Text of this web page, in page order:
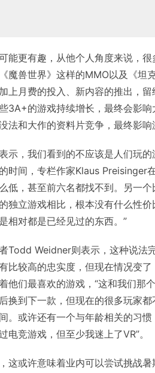
能更有趣，从他个人角度来说，
魔兽世界》这样的MMO以及《坦
上月费的投入、新内容的推出，
3A+的游戏持续增长，最终会影
法和大作的资料片竞争，最终影响
示，我们看到的不应该是人们玩
时间，专栏作家Klaus Preisinger
低，甚至前六名都找不到。另一
独立游戏相比，根本没有什么性
相对都是已经见过的东西。”
Todd Weidner则表示，这种说法
比较高的忠实度，但现在情况变
他们最喜欢的游戏，“这和我们那
换到下一款，但现在的很多玩家
。或许还有一个与年龄相关的习
电竞游戏，但至少我迷上了VR”。
这或许意味着业内可以尝试挑战